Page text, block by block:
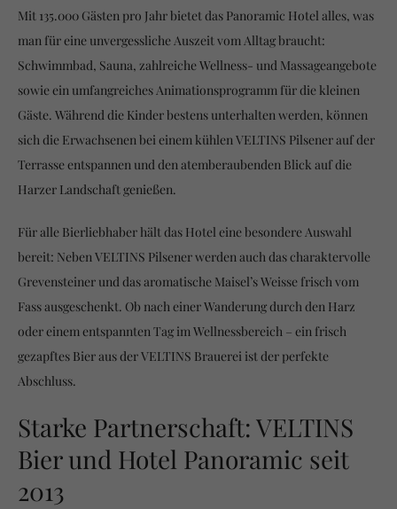
Mit 135.000 Gästen pro Jahr bietet das Panoramic Hotel alles, was
man für eine unvergessliche Auszeit vom Alltag braucht:
Schwimmbad, Sauna, zahlreiche Wellness- und Massageangebote
sowie ein umfangreiches Animationsprogramm für die kleinen
Gäste. Während die Kinder bestens unterhalten werden, können
sich die Erwachsenen bei einem kühlen VELTINS Pilsener auf der
Terrasse entspannen und den atemberaubenden Blick auf die
Harzer Landschaft genießen.
Für alle Bierliebhaber hält das Hotel eine besondere Auswahl
bereit: Neben VELTINS Pilsener werden auch das charaktervolle
Grevensteiner und das aromatische Maisel’s Weisse frisch vom
Fass ausgeschenkt. Ob nach einer Wanderung durch den Harz
oder einem entspannten Tag im Wellnessbereich – ein frisch
gezapftes Bier aus der VELTINS Brauerei ist der perfekte
Abschluss.
Starke Partnerschaft: VELTINS
Bier und Hotel Panoramic seit
2013